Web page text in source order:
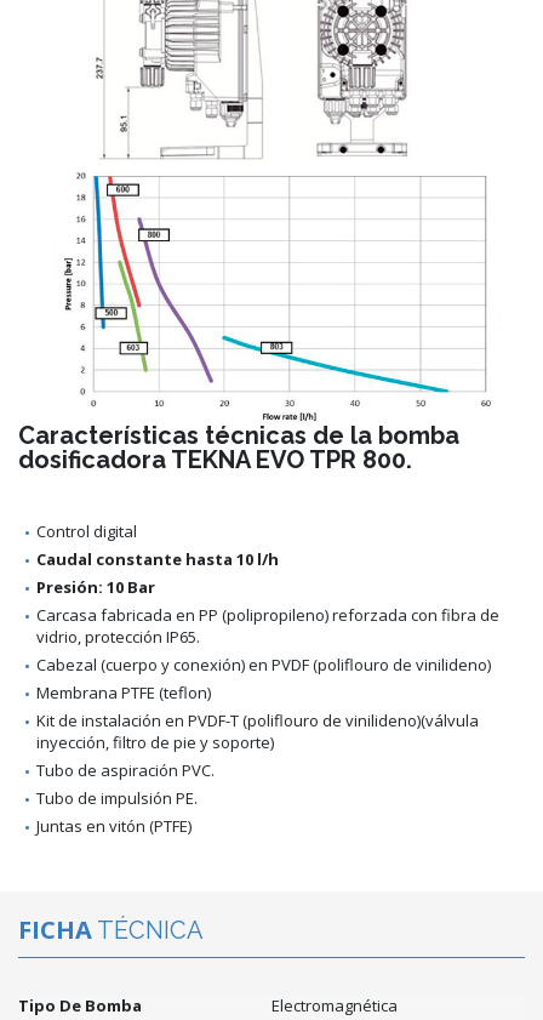
Características técnicas de la bomba
dosificadora TEKNA EVO TPR 800.
Control digital
Caudal constante hasta 10 l/h
Presión: 10 Bar
Carcasa fabricada en PP (polipropileno) reforzada con fibra de
vidrio, protección IP65.
Cabezal (cuerpo y conexión) en PVDF (poliflouro de vinilideno)
Membrana PTFE (teflon)
Kit de instalación en PVDF-T (poliflouro de vinilideno)(válvula
inyección, filtro de pie y soporte)
Tubo de aspiración PVC.
Tubo de impulsión PE.
Juntas en vitón (PTFE)
FICHA TÉCNICA
Tipo De Bomba Electromagnética